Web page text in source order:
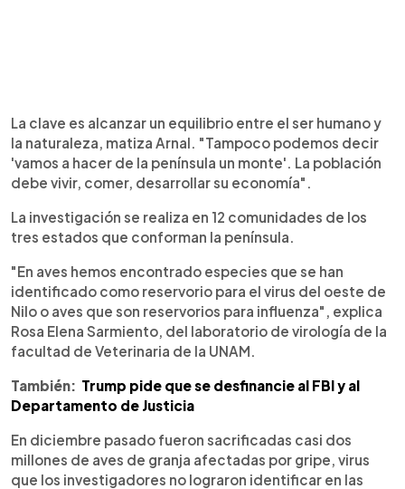
La clave es alcanzar un equilibrio entre el ser humano y
la naturaleza, matiza Arnal. "Tampoco podemos decir
'vamos a hacer de la península un monte'. La población
debe vivir, comer, desarrollar su economía".
La investigación se realiza en 12 comunidades de los
tres estados que conforman la península.
"En aves hemos encontrado especies que se han
identificado como reservorio para el virus del oeste de
Nilo o aves que son reservorios para influenza", explica
Rosa Elena Sarmiento, del laboratorio de virología de la
facultad de Veterinaria de la UNAM.
También: Trump pide que se desfinancie al FBI y al
Departamento de Justicia
En diciembre pasado fueron sacrificadas casi dos
millones de aves de granja afectadas por gripe, virus
que los investigadores no lograron identificar en las